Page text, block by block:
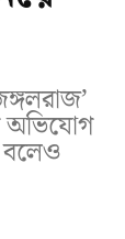
অভিযোগ
বলেও